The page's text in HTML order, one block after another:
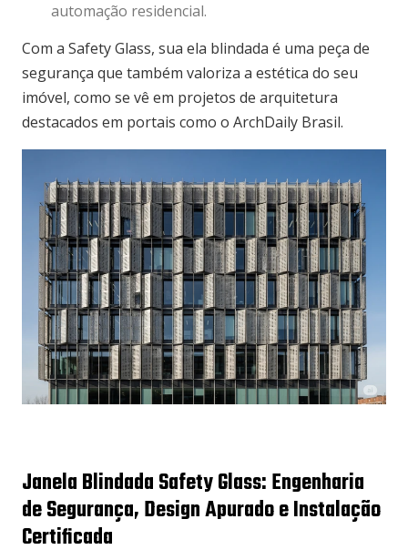
automação residencial.
Com a Safety Glass, sua ela blindada é uma peça de
segurança que também valoriza a estética do seu
imóvel, como se vê em projetos de arquitetura
destacados em portais como o ArchDaily Brasil.
Janela Blindada Safety Glass: Engenharia
de Segurança, Design Apurado e Instalação
Certificada